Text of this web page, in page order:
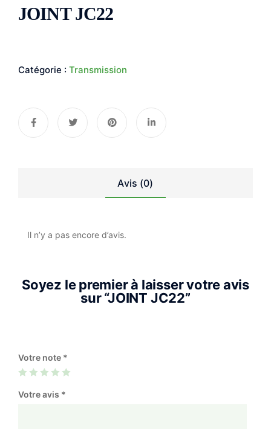
JOINT JC22
Catégorie : Transmission
Avis (0)
Il n’y a pas encore d’avis.
Soyez le premier à laisser votre avis
sur “JOINT JC22”
Votre note *
Votre avis *